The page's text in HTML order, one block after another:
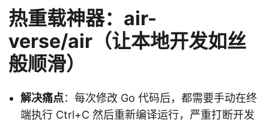
热重载神器：air-
verse/air（让本地开发如丝
般顺滑）
解决痛点：每次修改 Go 代码后，都需要手动在终
端执行 Ctrl+C 然后重新编译运行，严重打断开发